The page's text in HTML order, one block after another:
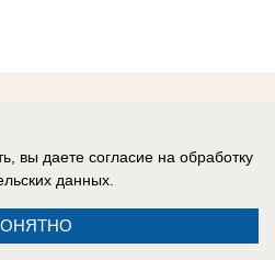
Информация
вы даете согласие на обработку
данных.